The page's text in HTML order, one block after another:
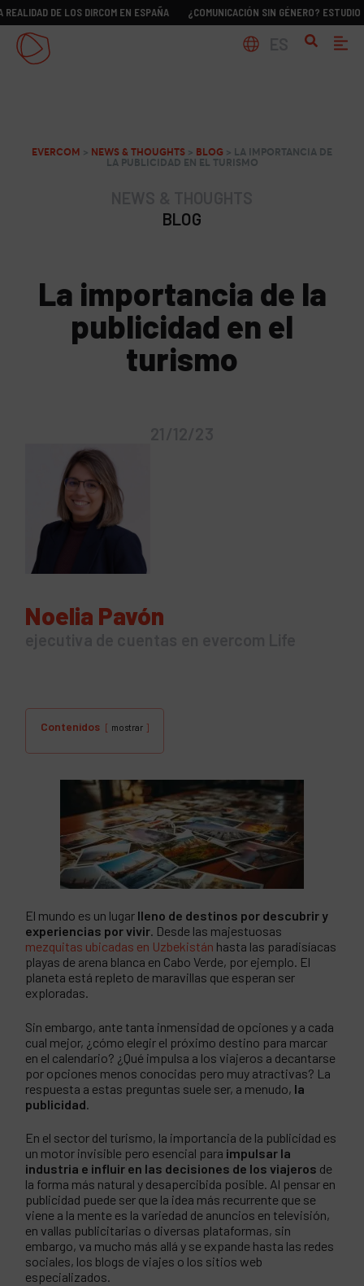
DE LOS DIRCOM EN ESPAÑA ¿COMUNICACIÓN SIN GÉNERO? ESTUDIO SOBRE
EVERCOM > NEWS & THOUGHTS > BLOG > LA IMPORTANCIA DE
LA PUBLICIDAD EN EL TURISMO
BLOG
La importancia de la
publicidad en el
turismo
Noelia Pavón
Contenidos mostrar
El mundo es un lugar lleno de destinos por descubrir y
experiencias por vivir. Desde las majestuosas
mezquitas ubicadas en Uzbekistán hasta las paradisíacas
playas de arena blanca en Cabo Verde, por ejemplo. El
planeta está repleto de maravillas que esperan ser
exploradas.
Sin embargo, ante tanta inmensidad de opciones y a cada
cual mejor, ¿cómo elegir el próximo destino para marcar
en el calendario? ¿Qué impulsa a los viajeros a decantarse
por opciones menos conocidas pero muy atractivas? La
respuesta a estas preguntas suele ser, a menudo, la
publicidad
En el sector del turismo, la importancia de la publicidad es
un motor invisible pero esencial para impulsar la
industria e influir en las decisiones de los viajeros de
la forma más natural y desapercibida posible. Al pensar en
publicidad puede ser que la idea más recurrente que se
viene a la mente es la variedad de anuncios en televisión,
en vallas publicitarias o diversas plataformas, sin
embargo, va mucho más allá y se expande hasta las redes
sociales, los blogs de viajes o los sitios web
especializados.